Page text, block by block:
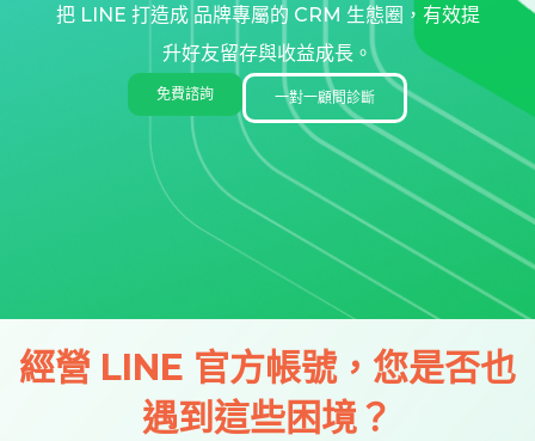
把 LINE 打造成 品牌專屬的 CRM 生態圈，有效提
升好友留存與收益成長。
免費諮詢 一對一顧問診斷
經營 LINE 官方帳號，您是否也
遇到這些困境？